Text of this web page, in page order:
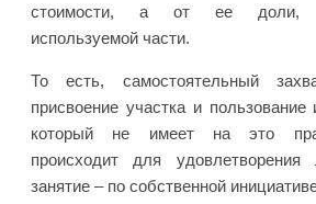
стоимости, а от ее доли,
используемой части.
То есть, самостоятельный
присвоение участка и
который не имеет на это
происходит для
занятие – по собственной